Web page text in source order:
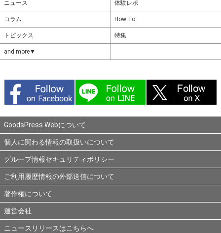
ニュース 体験レポ
コラム How To
トピックス 特集
and more▼
GoodsPress Webについて
個人に関わる情報の取扱いについて
グループ情報セキュリティポリシー
ご利用履歴情報の外部送信について
著作権について
運営会社
ニュースリリースはこちらへ